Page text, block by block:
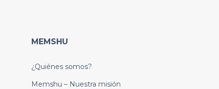
MEMSHU
¿Quiénes somos?
Memshu – Nuestra misión